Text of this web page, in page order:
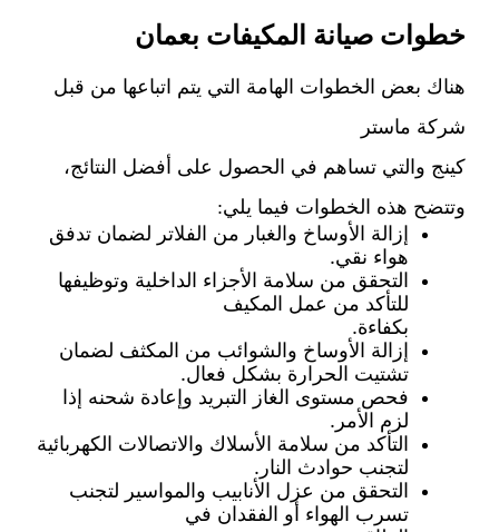
خطوات صيانة المكيفات بعمان
هناك بعض الخطوات الهامة التي يتم اتباعها من قبل
شركة ماستر
كينج والتي تساهم في الحصول على أفضل النتائج،
وتتضح هذه الخطوات فيما يلي:
إزالة الأوساخ والغبار من الفلاتر لضمان تدفق
هواء نقي.
التحقق من سلامة الأجزاء الداخلية وتوظيفها
للتأكد من عمل المكيف
بكفاءة.
إزالة الأوساخ والشوائب من المكثف لضمان
تشتيت الحرارة بشكل فعال.
فحص مستوى الغاز التبريد وإعادة شحنه إذا
لزم الأمر.
التأكد من سلامة الأسلاك والاتصالات الكهربائية
لتجنب حوادث النار.
التحقق من عزل الأنابيب والمواسير لتجنب
تسرب الهواء أو الفقدان في